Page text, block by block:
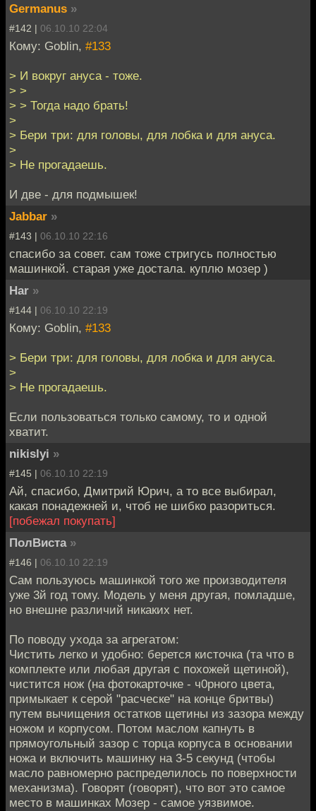
Germanus »
#142 | 06.10.10 22:04
Кому: Goblin, #133
> И вокруг ануса - тоже.
> >
> > Тогда надо брать!
>
> Бери три: для головы, для лобка и для ануса.
>
> Не прогадаешь.
И две - для подмышек!
Jabbar »
#143 | 06.10.10 22:16
спасибо за совет. сам тоже стригусь полностью
машинкой. старая уже достала. куплю мозер )
Har »
#144 | 06.10.10 22:19
Кому: Goblin, #133
> Бери три: для головы, для лобка и для ануса.
>
> Не прогадаешь.
Если пользоваться только самому, то и одной
хватит.
nikislyi »
#145 | 06.10.10 22:19
Ай, спасибо, Дмитрий Юрич, а то все выбирал,
какая понадежней и, чтоб не шибко разориться.
[побежал покупать]
ПолВиста »
#146 | 06.10.10 22:19
Сам пользуюсь машинкой того же производителя
уже 3й год тому. Модель у меня другая, помладше,
но внешне различий никаких нет.
По поводу ухода за агрегатом:
Чистить легко и удобно: берется кисточка (та что в
комплекте или любая другая с похожей щетиной),
чистится нож (на фотокарточке - ч0рного цвета,
примыкает к серой "расческе" на конце бритвы)
путем вычищения остатков щетины из зазора между
ножом и корпусом. Потом маслом капнуть в
прямоугольный зазор с торца корпуса в основании
ножа и включить машинку на 3-5 секунд (чтобы
масло равномерно распределилось по поверхности
механизма). Говорят (говорят), что вот это самое
место в машинках Мозер - самое уязвимое.